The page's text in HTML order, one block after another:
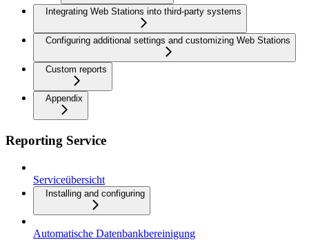
Integrating Web Stations into third-party systems
Configuring additional settings and customizing Web Stations
Custom reports
Appendix
Reporting Service
Serviceübersicht
Installing and configuring
Automatische Datenbankbereinigung